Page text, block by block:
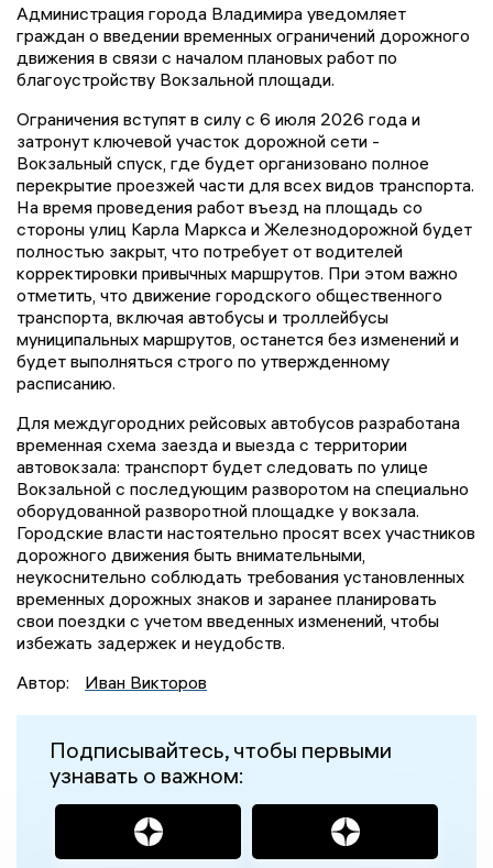
Администрация города Владимира уведомляет
граждан о введении временных ограничений дорожного
движения в связи с началом плановых работ по
благоустройству Вокзальной площади.
Ограничения вступят в силу с 6 июля 2026 года и
затронут ключевой участок дорожной сети -
Вокзальный спуск, где будет организовано полное
перекрытие проезжей части для всех видов транспорта.
На время проведения работ въезд на площадь со
стороны улиц Карла Маркса и Железнодорожной будет
полностью закрыт, что потребует от водителей
корректировки привычных маршрутов. При этом важно
отметить, что движение городского общественного
транспорта, включая автобусы и троллейбусы
муниципальных маршрутов, останется без изменений и
будет выполняться строго по утвержденному
расписанию.
Для междугородних рейсовых автобусов разработана
временная схема заезда и выезда с территории
автовокзала: транспорт будет следовать по улице
Вокзальной с последующим разворотом на специально
оборудованной разворотной площадке у вокзала.
Городские власти настоятельно просят всех участников
дорожного движения быть внимательными,
неукоснительно соблюдать требования установленных
временных дорожных знаков и заранее планировать
свои поездки с учетом введенных изменений, чтобы
избежать задержек и неудобств.
Автор:
Иван Викторов
Подписывайтесь, чтобы первыми
узнавать о важном: